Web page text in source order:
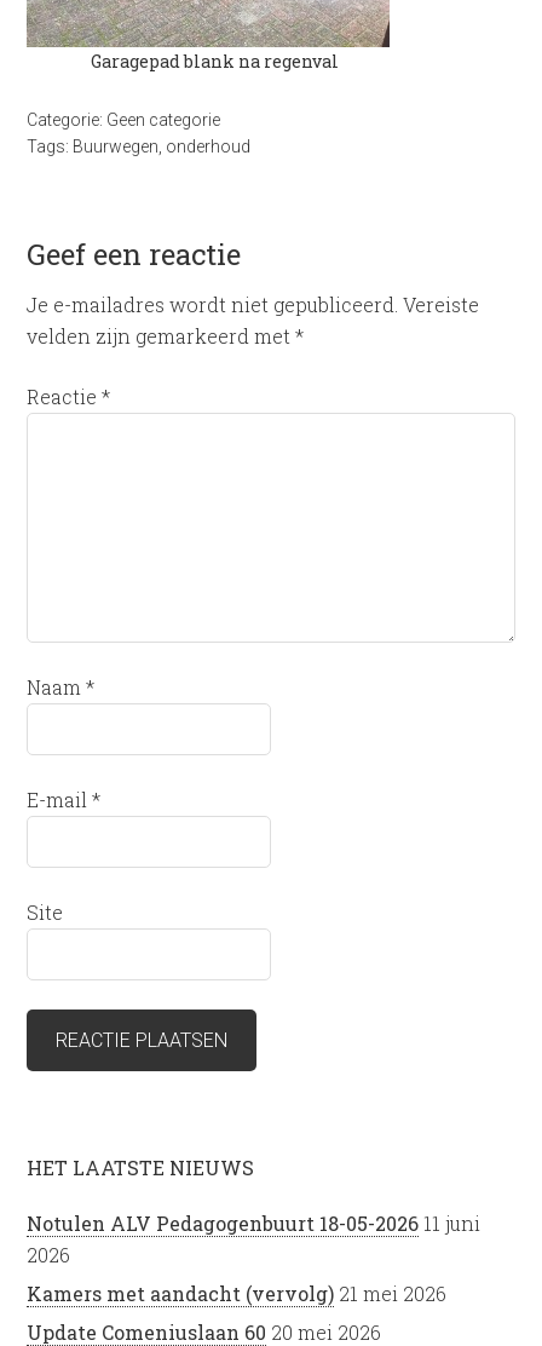
Garagepad blank na regenval
Categorie: Geen categorie
Tags: Buurwegen onderhoud
Geef een reactie
Je e-mailadres wordt niet gepubliceerd. Vereiste
velden zijn gemarkeerd met*
Reactie*
Naam*
E-mail*
Site
HET LAATSTE NIEUWS
Notulen ALV Pedagogenbuurt 18-05-2026 11 juni
2026
Kamers met aandacht (vervolg) 21 mei 2026
Update Comeniuslaan 60 20 mei 2026